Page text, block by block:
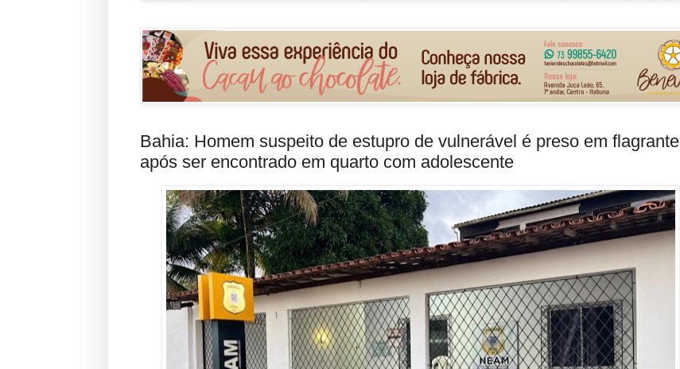
Bahia: Homem suspeito de estupro de vulnerável é preso em flagrante
após ser encontrado em quarto com adolescente